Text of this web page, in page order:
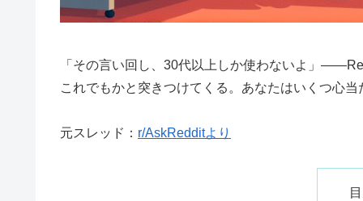
「その言い回し、30代以上しか使わないよ」
これでもかと突きつけてくる。あなたはいくつ心当
元スレッド： r/AskRedditより